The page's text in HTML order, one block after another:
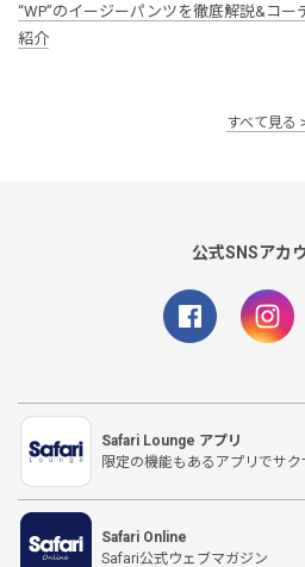
“WP”のイージーパンツを徹底解説&コー
紹介
すべて見る
公式SNSアカ
Safari Lounge アプリ
限定の機能もあるアプリでサ
Safari Online
Safari公式ウェブマガジン